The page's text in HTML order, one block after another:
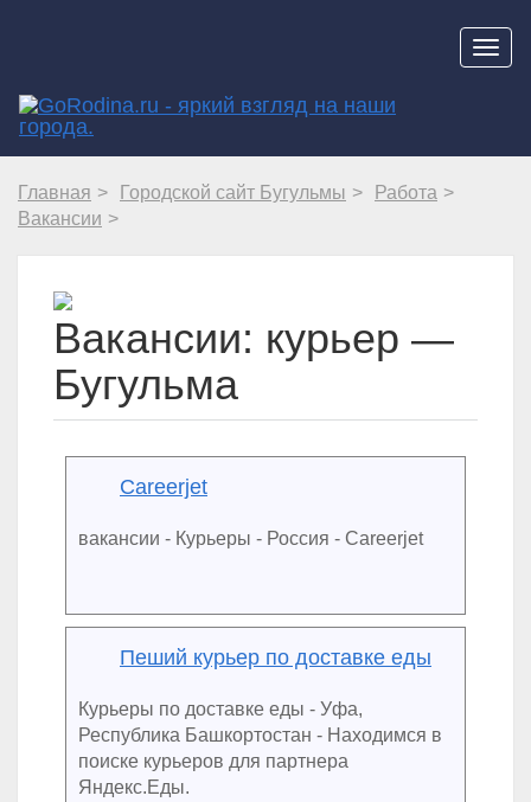
Главная Городской сайт Бугульмы
Работа
Вакансии
Вакансии: курьер —
Бугульма
Careerjet
вакансии - Курьеры - Россия - Careerjet
Пеший курьер по доставке еды
Курьеры по доставке еды - Уфа,
Республика Башкортостан - Находимся в
поиске курьеров для партнера
Яндекс.Еды.